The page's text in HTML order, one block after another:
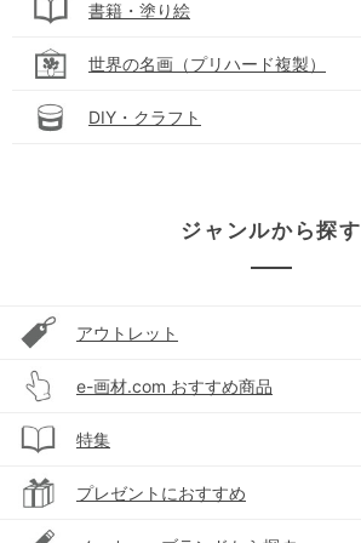
書籍・塗り絵
世界の名画（プリハード複製）
DIY・クラフト
ジャンルから探す
アウトレット
e-画材.com おすすめ商品
特集
プレゼントにおすすめ